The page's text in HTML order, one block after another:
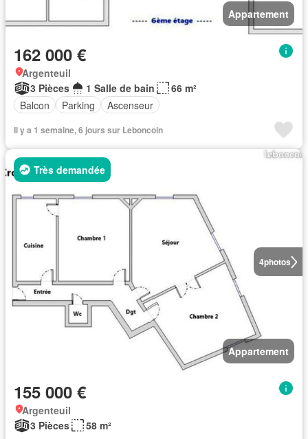
Appartement
162 000 €
Argenteuil
3 Pièces
1 Salle de bain
66 m²
Balcon
Parking Ascenseur
Il y a 1 semaine, 6 jours sur Leboncoin
4photos
Très demandée
Appartement
155 000 €
Argenteuil
3 Pièces
58 m²